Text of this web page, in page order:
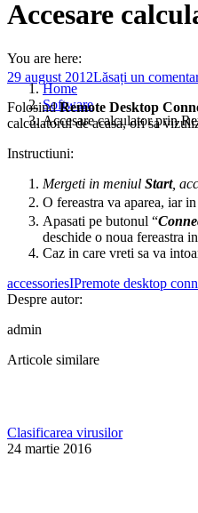
Accesare
You are here:
Home
Software
Accesare calculator prin
29 august 2012Lăsați un
FolosindRemote Desktop
calculatorul de acasa, ori sa
Instructiuni:
Mergeti in meniul Start,
O fereastra va aparea, iar
Apasati pe butonul “
deschide o noua fereastra
Caz in care vreti sa va
accessoriesIPremote desktop
Despre autor:
admin
Articole similare
Clasificarea virusilor
24 martie 2016